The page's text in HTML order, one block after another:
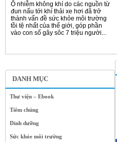
DANH MỤC
Thư viện – Ebook
Tiêm chủng
Dinh dưỡng
Sức khỏe môi trường
Ô nhiễm không khí do các nguồn từ
đun nấu tới khí thải xe hơi đã trở
thành vấn đề sức khỏe môi trường
tồi tệ nhất của thế giới, góp phần
vào con số gây sôc 7 triệu người...